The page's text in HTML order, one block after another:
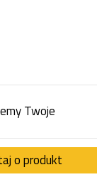
Twoje
o produkt